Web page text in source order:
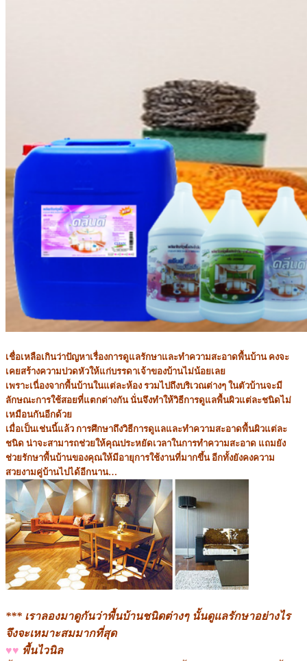
เชื่อเหลือเกินว่าปัญหาเรื่องการดูแลรักษาและทำความสะอาดพื้นบ้าน คงจะ
เคยสร้างความปวดหัวให้แก่บรรดาเจ้าของบ้านไม่น้อยเลย
เพราะเนื่องจากพื้นบ้านในแต่ละห้อง รวมไปถึงบริเวณต่างๆ ในตัวบ้านจะมี
ลักษณะการใช้สอยที่แตกต่างกัน นั่นจึงทำให้วิธีการดูแลพื้นผิวแต่ละชนิดไม่
เหมือนกันอีกด้วย
เมื่อเป็นเช่นนี้แล้ว การศึกษาถึงวิธีการดูแลและทำความสะอาดพื้นผิวแต่ละ
ชนิด น่าจะสามารถช่วยให้คุณประหยัดเวลาในการทำความสะอาด แถมยัง
ช่วยรักษาพื้นบ้านของคุณให้มีอายุการใช้งานที่มากขึ้น อีกทั้งยังคงความ
สวยงามคู่บ้านไปได้อีกนาน…
*** เราลองมาดูกันว่าพื้นบ้านชนิดต่างๆ นั้นดูแลรักษาอย่างไร
จึงจะเหมาะสมมากที่สุด
♥♥ พื้นไวนิล